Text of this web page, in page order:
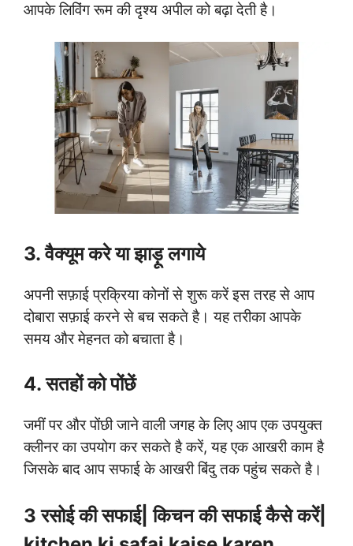
आपके लिविंग रूम की दृश्य अपील को बढ़ा देती है।
3. वैक्यूम करे या झाड़ू लगाये
अपनी सफ़ाई प्रक्रिया कोनों से शुरू करें इस तरह से आप
दोबारा सफ़ाई करने से बच सकते है। यह तरीका आपके
समय और मेहनत को बचाता है।
4. सतहों को पोंछें
जमीं पर और पोंछी जाने वाली जगह के लिए आप एक उपयुक्त
क्लीनर का उपयोग कर सकते है करें, यह एक आखरी काम है
जिसके बाद आप सफाई के आखरी बिंदु तक पहुंच सकते है।
3 रसोईकी सफाई| किचन की सफाई कैसे करें|